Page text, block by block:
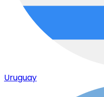
Uruguay